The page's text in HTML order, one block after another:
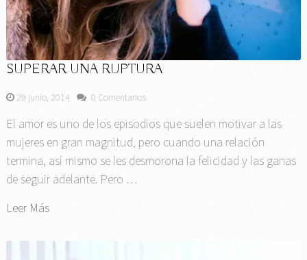
SUPERAR UNA RUPTURA
29 junio, 2014 0 Comentarios
El amor es uno de los episodios que suelen motivar a las
mujeres en gran magnitud, pero cuando una relación
termina, así mismo se les desmorona la felicidad y las ganas
de seguir adelante. Pero …
Leer Más